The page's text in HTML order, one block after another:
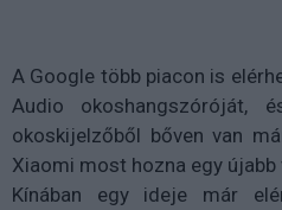
A Google több piacon is
Audio okoshangszóróját,
okoskijelzőből bőven van
Xiaomi most hozna egy
Kínában egy ideje már